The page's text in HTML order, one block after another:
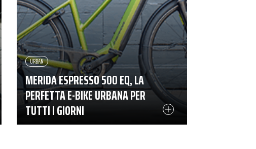
URBAN
MERIDA ESPRESSO 500 EQ, LA
PERFETTA E-BIKE URBANA PER
TUTTI I GIORNI